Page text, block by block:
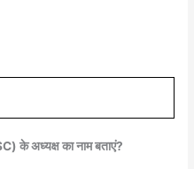
के अध्यक्ष का नाम बताएं?